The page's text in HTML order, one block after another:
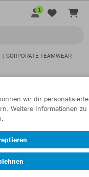
1
TEAMWEAR
KINDER
10
wir dir
Weitere Informationen zu